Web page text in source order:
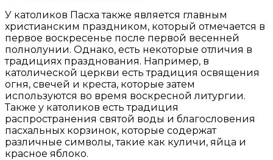
У католиков Пасха также является главным
христианским праздником, который отмечается в
первое воскресенье после первой весенней
полнолунии. Однако, есть некоторые отличия в
традициях празднования. Например, в
католической церкви есть традиция освящения
огня, свечей и креста, которые затем
используются во время воскресной литургии.
Также у католиков есть традиция
распространения святой воды и благословения
пасхальных корзинок, которые содержат
различные символы, такие как куличи, яйца и
красное яблоко.